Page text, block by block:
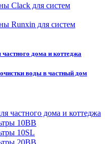
Clack для систем
Runxin для систем
дома и коттеджа
воды в частный дом
частного дома и коттеджа
10BB
10SL